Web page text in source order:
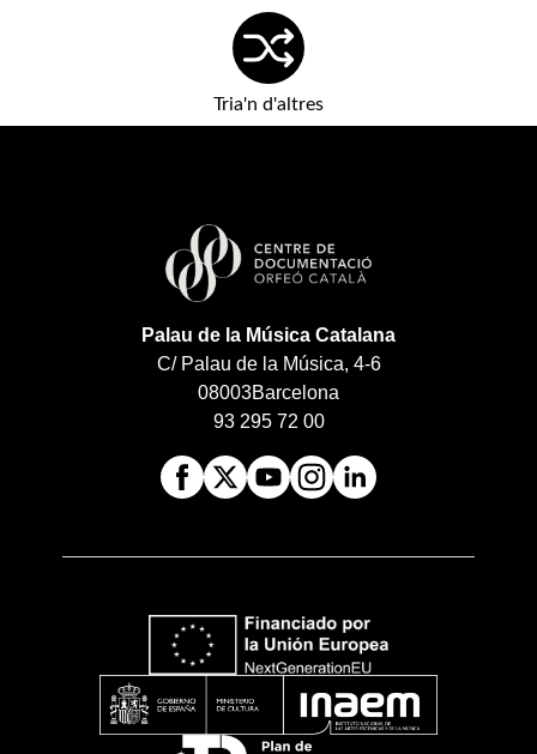
Tria'n d'altres
Palau de la Música Catalana
C/ Palau de la Música, 4-6
08003Barcelona
93 295 72 00